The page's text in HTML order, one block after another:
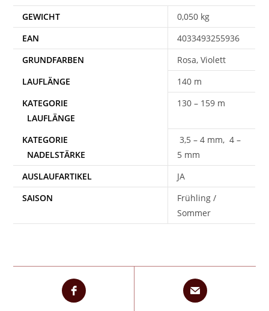
GEWICHT
0,050 kg
EAN
4033493255936
Rosa, Violett
140 m
130 – 159 m
3,5 – 4 mm, 4 –
5 mm
AUSLAUFARTIKEL
JA
SAISON
Frühling /
Sommer